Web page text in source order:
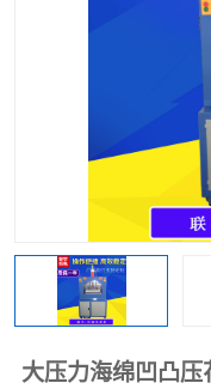
大压力海绵凹凸